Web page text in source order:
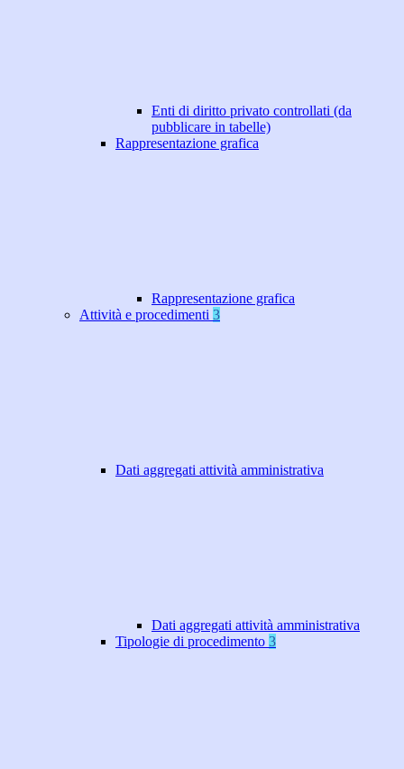
Enti di diritto privato controllati (da
pubblicare in tabelle)
Rappresentazione grafica
Rappresentazione grafica
Attività e procedimenti 3
Dati aggregati attività amministrativa
Dati aggregati attività amministrativa
Tipologie di procedimento 3